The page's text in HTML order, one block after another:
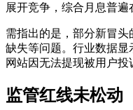
展开竞争，综合月息普遍
需指出的是，部分新冒
缺失等问题。行业数据显
网站因无法提现被用户投
监管红线未松动